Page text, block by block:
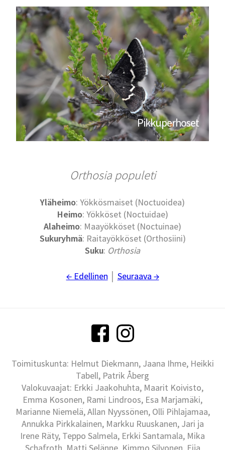
Pikkuperhoset
Orthosia populeti
Yläheimo: Yökkösmaiset (Noctuoidea)
Heimo: Yökköset (Noctuidae)
Alaheimo: Maayökköset (Noctuinae)
Sukuryhmä: Raitayökköset (Orthosiini)
Suku: Orthosia
← Edellinen Seuraava →
Toimituskunta: Helmut Diekmann, Jaana Ihme, Heikki
Tabell, Patrik Åberg
Valokuvaajat: Erkki Jaakohuhta, Maarit Koivisto,
Emma Kosonen, Rami Lindroos, Esa Marjamäki,
Marianne Niemelä, Allan Nyyssönen, Olli Pihlajamaa,
Annukka Pirkkalainen, Markku Ruuskanen, Jari ja
Irene Räty, Teppo Salmela, Erkki Santamala, Mika